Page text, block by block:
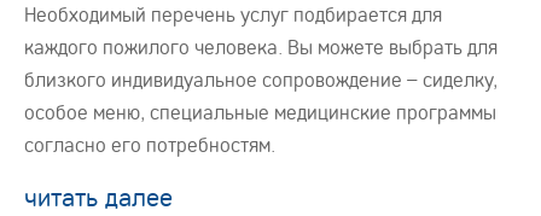
Необходимый перечень услуг подбирается для
каждого пожилого человека. Вы можете выбрать для
близкого индивидуальное сопровождение – сиделку,
особое меню, специальные медицинские программы
согласно его потребностям.
читать далее